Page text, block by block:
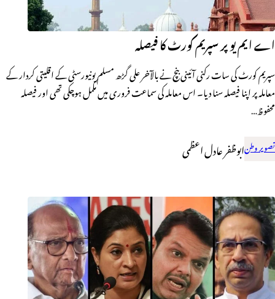
اے ایم یو پر سپریم کورٹ کا فیصلہ
سپریم کورٹ کی سات رکنی آئینی بنچ نے بالآخر علی گڑھ مسلم یونیورسٹی کے اقلیتی کردار کے
معاملہ پر اپنا فیصلہ سنا دیا۔ اس معاملہ کی سماعت فروری میں مکمل ہوچکی تھی اور فیصلہ
محفوظ…
تصویر وطنابوظفر عادل اعظمی